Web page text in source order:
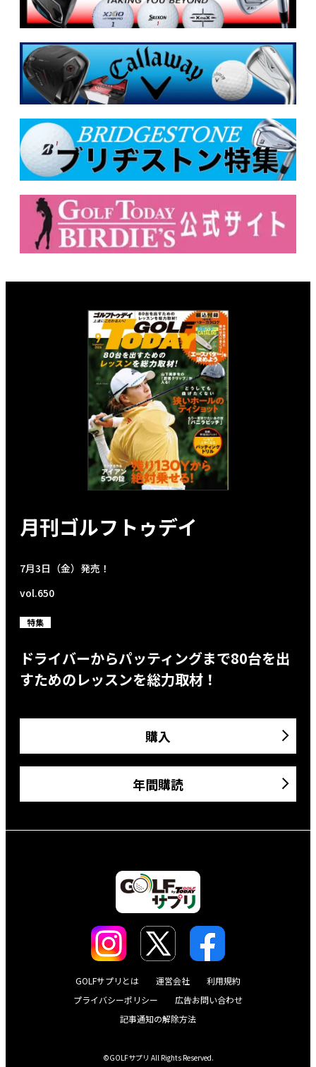
月刊ゴルフトゥデイ
7月3日（金）発売！
vol.650
特集
ドライバーからパッティングまで80台を出
すためのレッスンを総力取材！
購入
年間購読
GOLFサプリとは 運営会社
利用規約
プライバシーポリシー
広告お問い合わせ
記事通知の解除方法
©GOLFサプリ All Rights Reserved.